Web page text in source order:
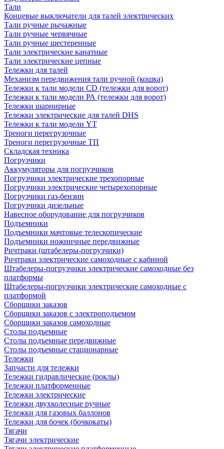
Тали
Концевые выключатели для талей электрических
Тали ручные рычажные
Тали ручные червячные
Тали ручные шестеренные
Тали электрические канатные
Тали электрические цепные
Тележки для талей
Механизм передвижения тали ручной (кошка)
Тележки к тали модели CD (тележки для ворот)
Тележки к тали модели РА (тележки для ворот)
Тележки шарнирные
Тележки электрические для талей DHS
Тележки к тали модели YT
Треноги перегрузочные
Треноги перегрузочные ТП
Складская техника
Погрузчики
Аккумуляторы для погрузчиков
Погрузчики электрические трехопорные
Погрузчики электрические четырехопорные
Погрузчики газ-бензин
Погрузчики дизельные
Навесное оборудование для погрузчиков
Подъемники
Подъемники мачтовые телескопические
Подъемники ножничные передвижные
Ричтраки (штабелеры-погрузчики)
Ричтраки электрические самоходные с кабиной
Штабелеры-погрузчики электрические самоходные без
платформы
Штабелеры-погрузчики электрические самоходные с
платформой
Сборщики заказов
Сборщики заказов с электроподъемом
Сборщики заказов самоходные
Столы подъемные
Столы подъемные передвижные
Столы подъемные стационарные
Тележки
Запчасти для тележки
Тележки гидравлические (роклы)
Тележки платформенные
Тележки электрические
Тележки двухколесные ручные
Тележки для газовых баллонов
Тележки для бочек (бочкокаты)
Тягачи
Тягачи электрические